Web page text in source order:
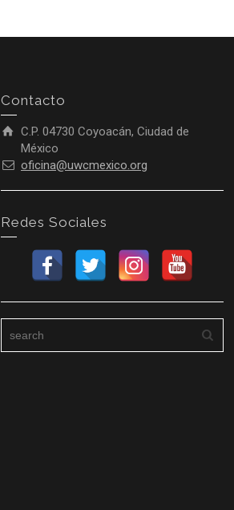
Contacto
C.P. 04730 Coyoacán, Ciudad de
México
oficina@uwcmexico.org
Redes Sociales